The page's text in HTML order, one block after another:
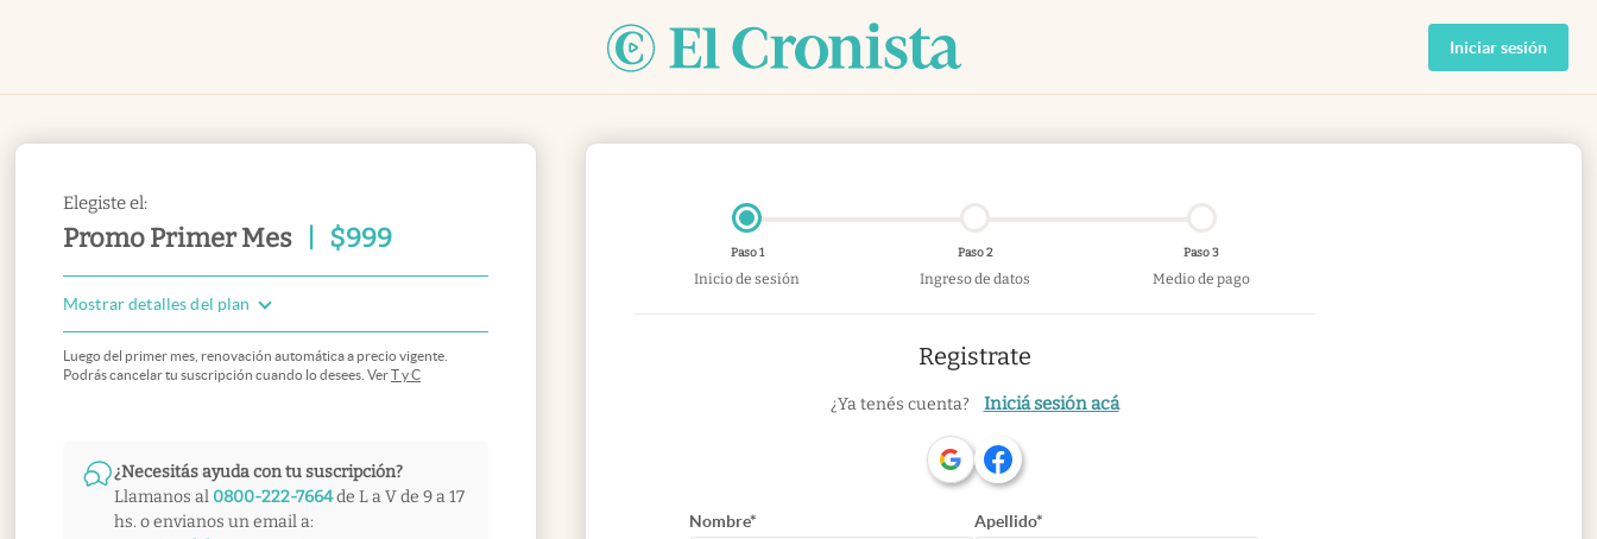
Iniciar sesión
Elegiste el:
Promo Primer Mes $999
Mostrar detalles del plan
Luego del primer mes, renovación automática a precio vigente.
Podrás cancelar tu suscripción cuando lo desees. VerT y C
¿Necesitás ayuda con tu suscripción?
Llamanos al 0800-222-7664de L a V de 9 a 17
hs. o envianos un email a:
Paso 1
Inicio de sesión
Paso 2
Ingreso de datos
Paso 3
Medio de pago
Registrate
¿Ya tenés cuenta? Iniciá sesión acá
Nombre* Apellido*